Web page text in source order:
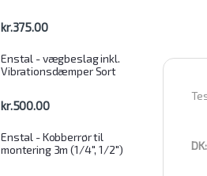
DK:
kr.375.00
Enstal - vægbeslag inkl.
Vibrationsdæmper Sort
kr.500.00
Enstal - Kobberrør til
montering 3m (1/4", 1/2")